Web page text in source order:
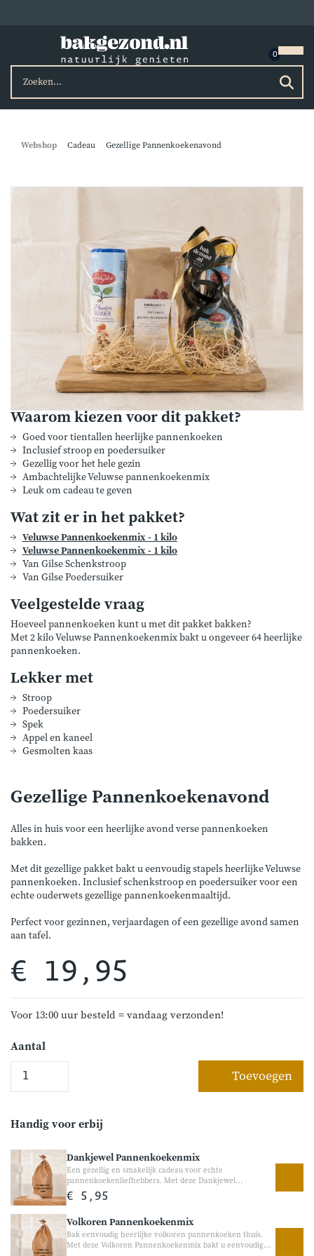
Webshop Cadeau Gezellige Pannenkoekenavond
Waarom kiezen voor dit pakket?
Goed voor tientallen heerlijke pannenkoeken
Inclusief stroop en poedersuiker
Gezellig voor het hele gezin
Ambachtelijke Veluwse pannenkoekenmix
Leuk om cadeau te geven
Wat zit er in het pakket?
Veluwse Pannenkoekenmix - 1 kilo
Veluwse Pannenkoekenmix - 1 kilo
Van Gilse Schenkstroop
Van Gilse Poedersuiker
Veelgestelde vraag
Hoeveel pannenkoeken kunt u met dit pakket bakken?
Met 2 kilo Veluwse Pannenkoekenmix bakt u ongeveer 64 heerlijke
pannenkoeken.
Lekker met
Stroop
Poedersuiker
Spek
Appel en kaneel
Gesmolten kaas
Gezellige Pannenkoekenavond
Alles in huis voor een heerlijke avond verse pannenkoeken
bakken.
Met dit gezellige pakket bakt u eenvoudig stapels heerlijke Veluwse
pannenkoeken. Inclusief schenkstroop en poedersuiker voor een
echte ouderwets gezellige pannenkoekenmaaltijd.
Perfect voor gezinnen, verjaardagen of een gezellige avond samen
aan tafel.
€ 19,95
Voor 13:00 uur besteld = vandaag verzonden!
Aantal
Toevoegen
Handig voor erbij
Dankjewel Pannenkoekenmix
Een gezellig en smakelijk cadeau voor echte
pannenkoekenliefhebbers. Met deze Dankjewel
Pannenkoekenmix geeft u niet zomaar een cadeau, maar
een gezellig bakmoment om samen van te genieten. De
waarmee eenvoudig heerlijke luchtige pannenkoeken
worden gebakken. Leuk om cadeau te geven als bedankje,
verjaardagscadeau of zomaar om iemand te verrassen.
€ 5,95
Volkoren Pannenkoekenmix
Bak eenvoudig heerlijke volkoren pannenkoeken thuis.
Met deze Volkoren Pannenkoekenmix bakt u eenvoudig